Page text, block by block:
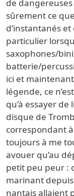
de dangereuses
sûrement ce
d’instantanés
particulier
saxophones/
batterie/
ici et
légende, ce
qu’à essayer
disque de
correspondant
toujours à me
avouer qu’au
petit peu peur :
marinant
nantais allaient